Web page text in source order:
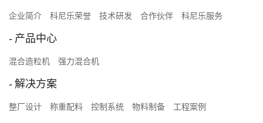
企业简介 科尼乐荣誉 技术研发 合作伙伴 科尼乐服务
产品中心
混合造粒机 强力混合机
解决方案
整厂设计 称重配料 控制系统 物料制备 工程案例